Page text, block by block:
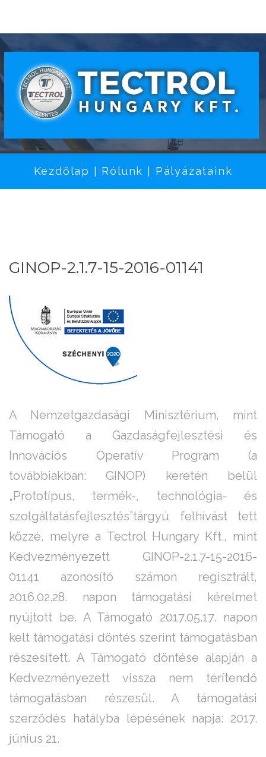
Kezdőlap Rólunk Pályázataink
GINOP-2.1.7-15-2016-01141
A Nemzetgazdasági Minisztérium, mint
Támogató a Gazdaságfejlesztési és
Innovációs Operatív Program (a
továbbiakban: GINOP) keretén belül
„Prototípus, termék-, technológia- és
szolgáltatásfejlesztés”tárgyú felhívást tett
közzé, melyre a Tectrol Hungary Kft., mint
Kedvezményezett GINOP-2.1.7-15-2016-
01141 azonosító számon regisztrált,
2016.02.28. napon támogatási kérelmet
nyújtott be. A Támogató 2017.05.17. napon
kelt támogatási döntés szerint támogatásban
részesített. A Támogató döntése alapján a
Kedvezményezett vissza nem térítendő
támogatásban részesül. A támogatási
szerződés hatályba lépésének napja: 2017.
június 21.